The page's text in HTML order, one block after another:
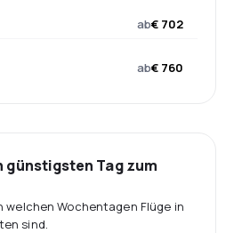
ab€ 702
ab€ 760
günstigsten Tag zum
welchen Wochentagen Flüge in
sind.